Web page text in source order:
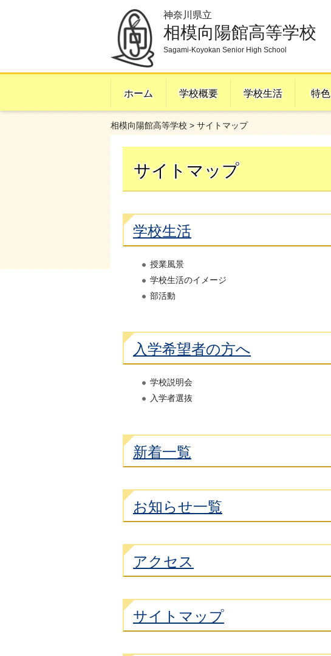
神奈川県立
相模向陽館高等学校
Sagami-Koyokan Senior High School
ホーム 学校概要 学校生活 特色
相模向陽館高等学校> サイトマップ
サイトマップ
学校生活
授業風景
学校生活のイメージ
部活動
入学希望者の方へ
学校説明会
入学者選抜
新着一覧
お知らせ一覧
アクセス
サイトマップ